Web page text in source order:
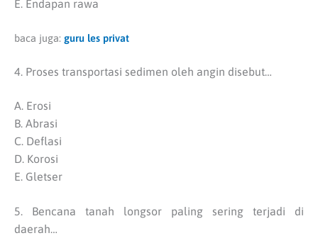
E. Endapan rawa
baca juga: guru les privat
4. Proses transportasi sedimen oleh angin disebut…
A. Erosi
B. Abrasi
C. Deflasi
D. Korosi
E. Gletser
5. Bencana tanah longsor paling sering terjadi di
daerah…